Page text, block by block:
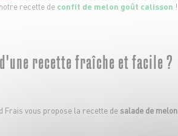
recette de confit de melon goût calisson !
recette fraîche et facile ?
Frais vous propose la recette de salade de melon